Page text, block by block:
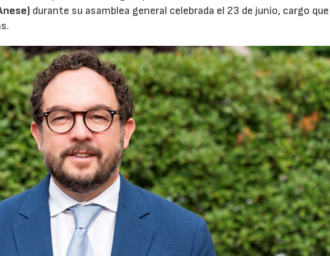
durante su asamblea general celebrada el 23 de junio, cargo que